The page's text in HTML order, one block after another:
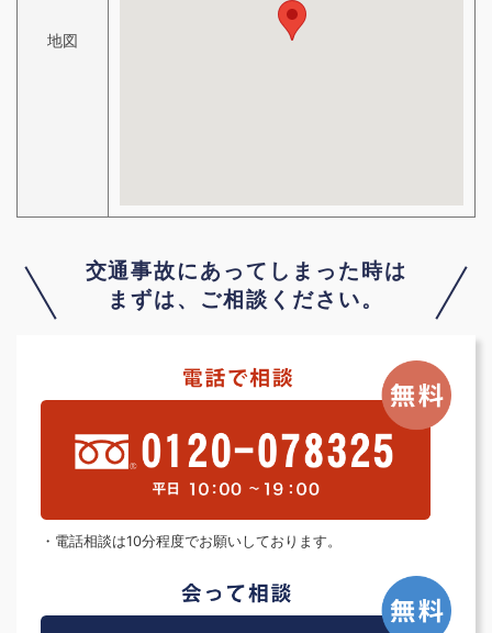
地図
交通事故にあってしまった時は
まずは、ご相談ください。
・電話相談は10分程度でお願いしております。